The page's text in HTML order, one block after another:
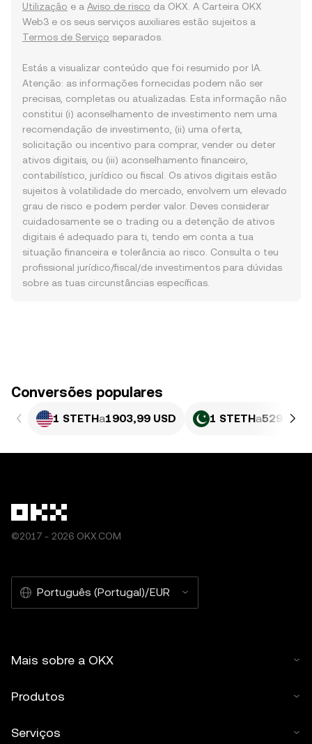
Utilização e a Aviso de risco da OKX. A Carteira OKX
Web3 e os seus serviços auxiliares estão sujeitos a
Termos de Serviço separados.
Estás a visualizar conteúdo que foi resumido por IA.
Atenção: as informações fornecidas podem não ser
precisas, completas ou atualizadas. Esta informação não
constitui (i) aconselhamento de investimento nem uma
recomendação de investimento, (ii) uma oferta,
solicitação ou incentivo para comprar, vender ou deter
ativos digitais, ou (iii) aconselhamento financeiro,
contabilístico, jurídico ou fiscal. Os ativos digitais estão
sujeitos à volatilidade do mercado, envolvem um elevado
grau de risco e podem perder valor. Deves considerar
cuidadosamente se o trading ou a detenção de ativos
digitais é adequado para ti, tendo em conta a tua
situação financeira e tolerância ao risco. Consulta o teu
profissional jurídico/fiscal/de investimentos para dúvidas
sobre as tuas circunstâncias específicas.
Conversões populares
1 STETHa1903,99 USD 1 STETHa529
©2017 - 2026 OKX.COM
Português (Portugal)/EUR
Mais sobre a OKX
Produtos
Serviços